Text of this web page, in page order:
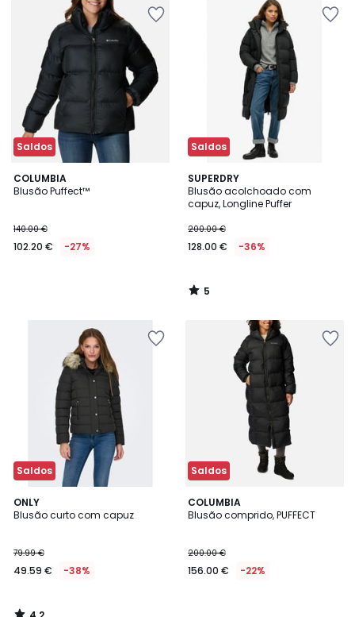
Saldos
COLUMBIA
Blusão Puffect™
140.00 €
102.20 € -27%
Saldos
SUPERDRY
Blusão acolchoado com
capuz, Longline Puffer
200.00 €
128.00 € -36%
5
/
5
5
/
Saldos
ONLY
Blusão curto com capuz
79.99 €
49.59 € -38%
4,2
/ 5
Saldos
COLUMBIA
Blusão comprido, PUFFECT
200.00 €
156.00 € -22%